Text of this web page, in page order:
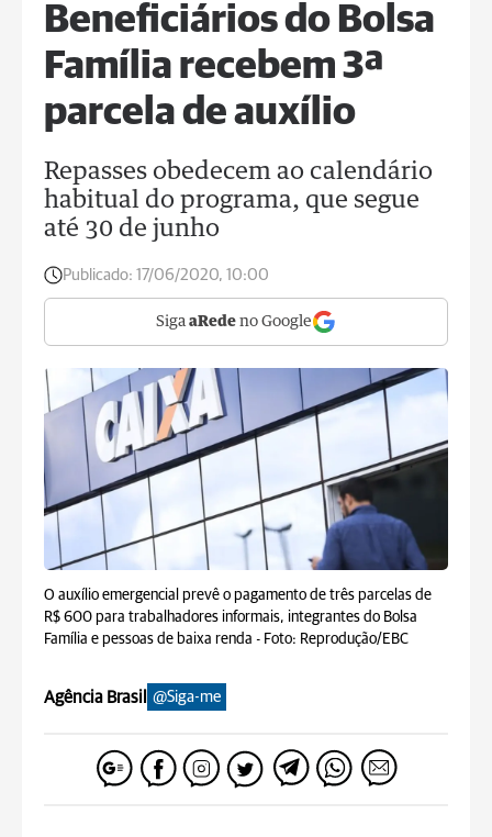
Beneficiários do Bolsa
Família recebem 3ª
parcela de auxílio
Repasses obedecem ao calendário
habitual do programa, que segue
até 30 de junho
Publicado: 17/06/2020, 10:00
Siga aRede no Google
O auxílio emergencial prevê o pagamento de três parcelas de
R$ 600 para trabalhadores informais, integrantes do Bolsa
Família e pessoas de baixa renda - Foto: Reprodução/EBC
Agência Brasil @Siga-me